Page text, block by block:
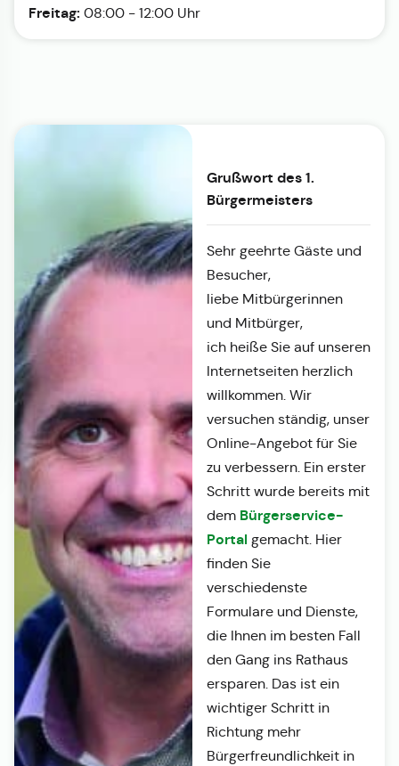
Freitag: 08:00 - 12:00 Uhr
Grußwort des 1.
Bürgermeisters
Sehr geehrte Gäste und
Besucher,
liebe Mitbürgerinnen
und Mitbürger,
ich heiße Sie auf unseren
Internetseiten herzlich
willkommen. Wir
versuchen ständig, unser
Online-Angebot für Sie
zu verbessern. Ein erster
Schritt wurde bereits mit
dem Bürgerservice-
Portalgemacht. Hier
finden Sie
verschiedenste
Formulare und Dienste,
die Ihnen im besten Fall
den Gang ins Rathaus
ersparen. Das ist ein
wichtiger Schritt in
Richtung mehr
Bürgerfreundlichkeit in